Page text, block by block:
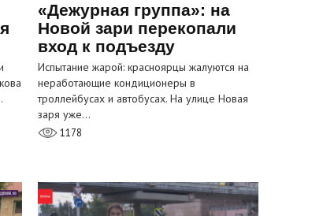
«Дежурная группа»: на
Новой зари перекопали
вход к подъезду
Испытание жарой: красноярцы жалуются на
неработающие кондиционеры в
троллейбусах и автобусах. На улице Новая
заря уже…
1178